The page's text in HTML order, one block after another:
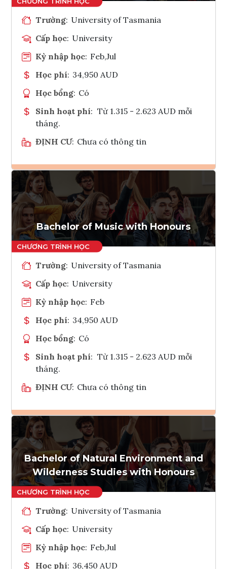
Trường: University of Tasmania
Cấp học: University
Kỳ nhập học: Feb,Jul
Học phí: 34,950 AUD
Học bổng: Có
Sinh hoạt phí: Từ 1.315 - 2.623 AUD mỗi
tháng.
ĐỊNH CƯ: Chưa có thông tin
Ghi danh
Tham vấn Interlink
Bachelor of Music with Honours
Trường: University of Tasmania
Cấp học: University
Kỳ nhập học: Feb
Học phí: 34,950 AUD
Học bổng: Có
Sinh hoạt phí: Từ 1.315 - 2.623 AUD mỗi
tháng.
ĐỊNH CƯ: Chưa có thông tin
Ghi danh
Tham vấn Interlink
Bachelor of Natural Environment and
Wilderness Studies with Honours
Trường: University of Tasmania
Cấp học: University
Kỳ nhập học: Feb,Jul
Học phí: 36,450 AUD